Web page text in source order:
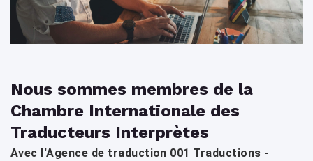
Nous sommes membres de la
Chambre Internationale des
Traducteurs Interprètes
Avec l'Agence de traduction 001 Traductions -